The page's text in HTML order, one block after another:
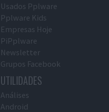
Usados Pplware
Pplware Kids
Empresas Hoje
PiPplware
Newsletter
Grupos Facebook
UTILIDADES
Análises
Android